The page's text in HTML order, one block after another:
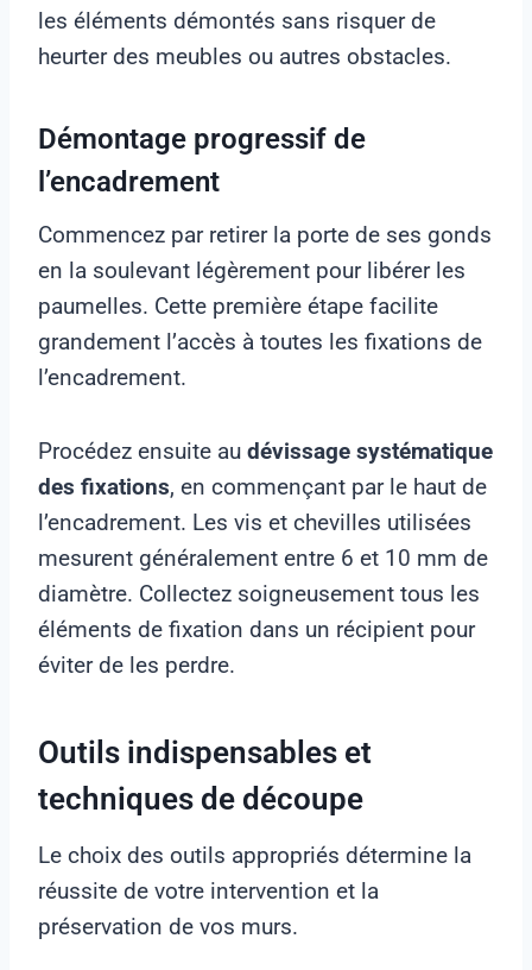
les éléments démontés sans risquer de
heurter des meubles ou autres obstacles.
Démontage progressif de
l’encadrement
Commencez par retirer la porte de ses gonds
en la soulevant légèrement pour libérer les
paumelles. Cette première étape facilite
grandement l’accès à toutes les fixations de
l’encadrement.
Procédez ensuite au dévissage systématique
des fixations, en commençant par le haut de
l’encadrement. Les vis et chevilles utilisées
mesurent généralement entre 6 et 10 mm de
diamètre. Collectez soigneusement tous les
éléments de fixation dans un récipient pour
éviter de les perdre.
Outils indispensables et
techniques de découpe
Le choix des outils appropriés détermine la
réussite de votre intervention et la
préservation de vos murs.